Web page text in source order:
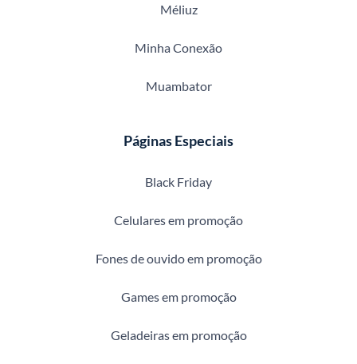
Méliuz
Minha Conexão
Muambator
Páginas Especiais
Black Friday
Celulares em promoção
Fones de ouvido em promoção
Games em promoção
Geladeiras em promoção